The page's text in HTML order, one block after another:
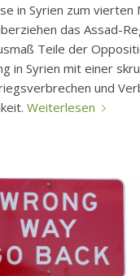
in Syrien zum vierten
das Assad-
Teile der
in Syrien mit einer
und
Weiterlesen